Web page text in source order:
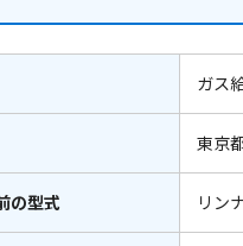
ガス
東京
の型式 リン